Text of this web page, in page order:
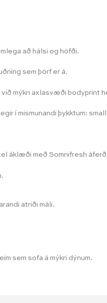
að hálsi og höfði.
sem þörf er á.
mýkri axlasvæði bodyprint
í mismunandi þykktum:
áklæði með Somnifresh
atriði máli.
sem sofa á mýkri dýnum.